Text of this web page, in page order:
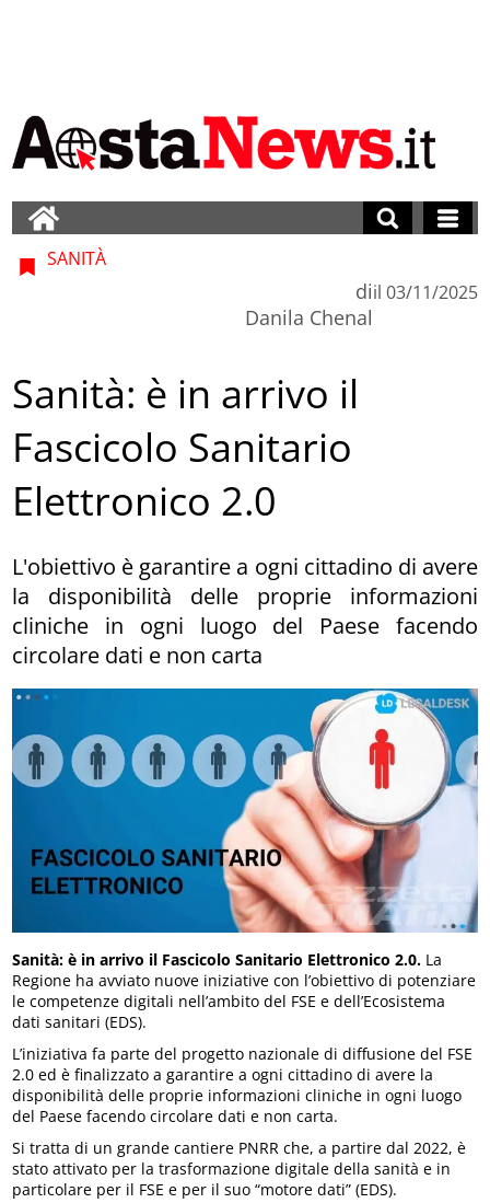
SANITÀ
di
Danila Chenal
il 03/11/2025
Sanità: è in arrivo il
Fascicolo Sanitario
Elettronico 2.0
L'obiettivo è garantire a ogni cittadino di avere
la disponibilità delle proprie informazioni
cliniche in ogni luogo del Paese facendo
circolare dati e non carta
Sanità: è in arrivo il Fascicolo Sanitario Elettronico 2.0. La
Regione ha avviato nuove iniziative con l’obiettivo di potenziare
le competenze digitali nell’ambito del FSE e dell’Ecosistema
dati sanitari (EDS).
L’iniziativa fa parte del progetto nazionale di diffusione del FSE
2.0 ed è finalizzato a garantire a ogni cittadino di avere la
disponibilità delle proprie informazioni cliniche in ogni luogo
del Paese facendo circolare dati e non carta.
Si tratta di un grande cantiere PNRR che, a partire dal 2022, è
stato attivato per la trasformazione digitale della sanità e in
particolare per il FSE e per il suo “motore dati” (EDS).